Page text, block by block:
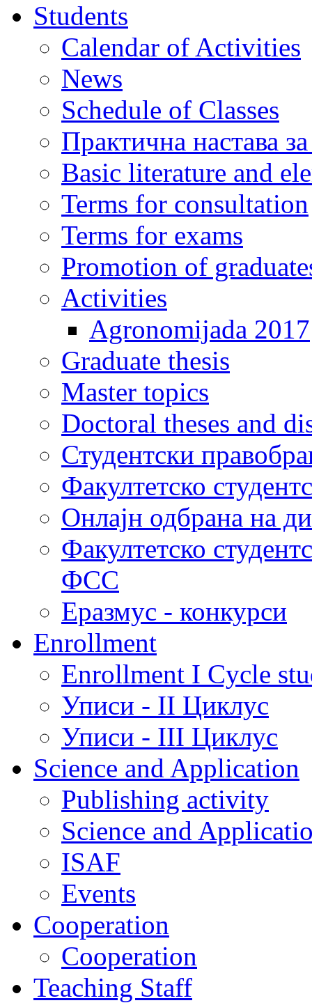
Students
Calendar of Activities
News
Schedule of Classes
Практична настава
Basic literature and
Terms for consultation
Terms for exams
Promotion of
Activities
Agronomijada 2017
Graduate thesis
Master topics
Doctoral theses and
Студентски
Факултетско
Онлајн одбрана на
Факултетско
ФСС
Еразмус - конкурси
Enrollment
Enrollment I Cycle
Уписи - II Циклус
Уписи - III Циклус
Science and Application
Publishing activity
Science and
ISAF
Events
Cooperation
Cooperation
Teaching Staff